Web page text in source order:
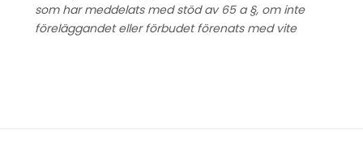
som har meddelats med stöd av 65 a §, om inte
föreläggandet eller förbudet förenats med vite